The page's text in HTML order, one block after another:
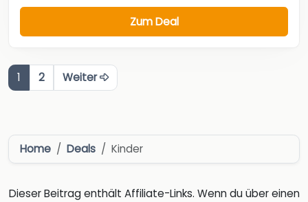
Zum Deal
1 2 Weiter
Home Deals Kinder
Dieser Beitrag enthält Affiliate-Links. Wenn du über einen